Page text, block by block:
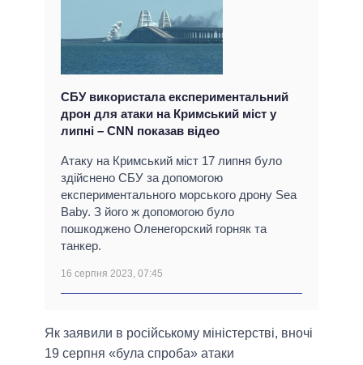
СБУ використала експериментальний
дрон для атаки на Кримський міст у
липні – CNN показав відео
Атаку на Кримський міст 17 липня було
здійснено СБУ за допомогою
експериментального морського дрону Sea
Baby. З його ж допомогою було
пошкоджено Оленегорский горняк та
танкер.
16 серпня 2023, 07:45
Як заявили в російському міністерстві, вночі
19 серпня «була спроба» атаки